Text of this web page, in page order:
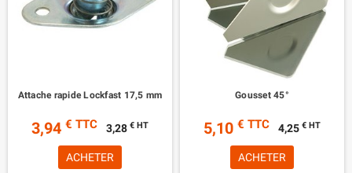
Attache rapide Lockfast 17,5 mm
3,94 € TTC 3,28 € HT
ACHETER
Gousset 45°
5,10 € TTC 4,25 € HT
ACHETER